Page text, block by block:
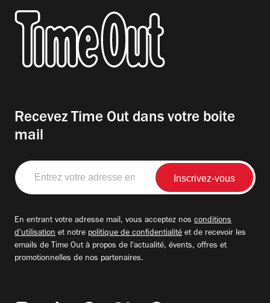
Recevez Time Out dans votre boite
mail
Entrez
votre
adresse
En entrant votre adresse mail, vous acceptez nos conditions
d'utilisation et notre politique de confidentialité et de recevoir les
emails de Time Out à propos de l'actualité, évents, offres et
promotionnelles de nos partenaires.